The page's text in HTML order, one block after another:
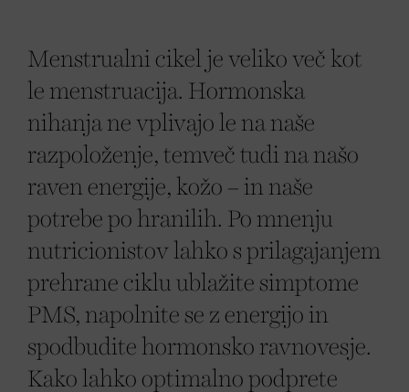
Menstrualni cikel je veliko več kot
le menstruacija. Hormonska
nihanja ne vplivajo le na naše
razpoloženje, temveč tudi na našo
raven energije, kožo – in naše
potrebe po hranilih. Po mnenju
nutricionistov lahko s prilagajanjem
prehrane ciklu ublažite simptome
PMS, napolnite se z energijo in
spodbudite hormonsko ravnovesje.
Kako lahko optimalno podprete